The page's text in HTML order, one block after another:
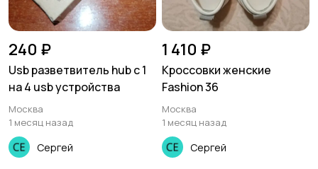
240 ₽
Usb разветвитель hub с 1
на 4 usb устройства
Москва
1 месяц назад
Сергей
1 410 ₽
Кроссовки женские
Fashion 36
Москва
1 месяц назад
Сергей